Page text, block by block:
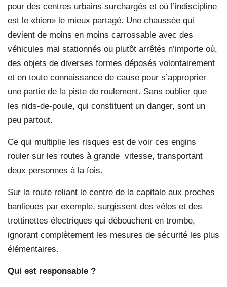
pour des centres urbains surchargés et où l’indiscipline
est le «bien» le mieux partagé. Une chaussée qui
devient de moins en moins carrossable avec des
véhicules mal stationnés ou plutôt arrêtés n’importe où,
des objets de diverses formes déposés volontairement
et en toute connaissance de cause pour s’approprier
une partie de la piste de roulement. Sans oublier que
les nids-de-poule, qui constituent un danger, sont un
peu partout.
Ce qui multiplie les risques est de voir ces engins
rouler sur les routes à grande vitesse, transportant
deux personnes à la fois.
Sur la route reliant le centre de la capitale aux proches
banlieues par exemple, surgissent des vélos et des
trottinettes électriques qui débouchent en trombe,
ignorant complètement les mesures de sécurité les plus
élémentaires.
Qui est responsable ?